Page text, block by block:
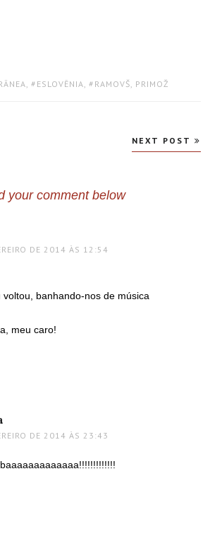
, ESLOVÊNIA, RAMOVŠ, PRIMOŽ
NEXT POST
your comment below
DE 2014 ÀS 12:54
banhando-nos de música
meu caro!
DE 2014 ÀS 23:43